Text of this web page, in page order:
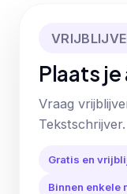
Plaats
Vraag
Tekstschrijver.
Gratis en
Binnen enkele